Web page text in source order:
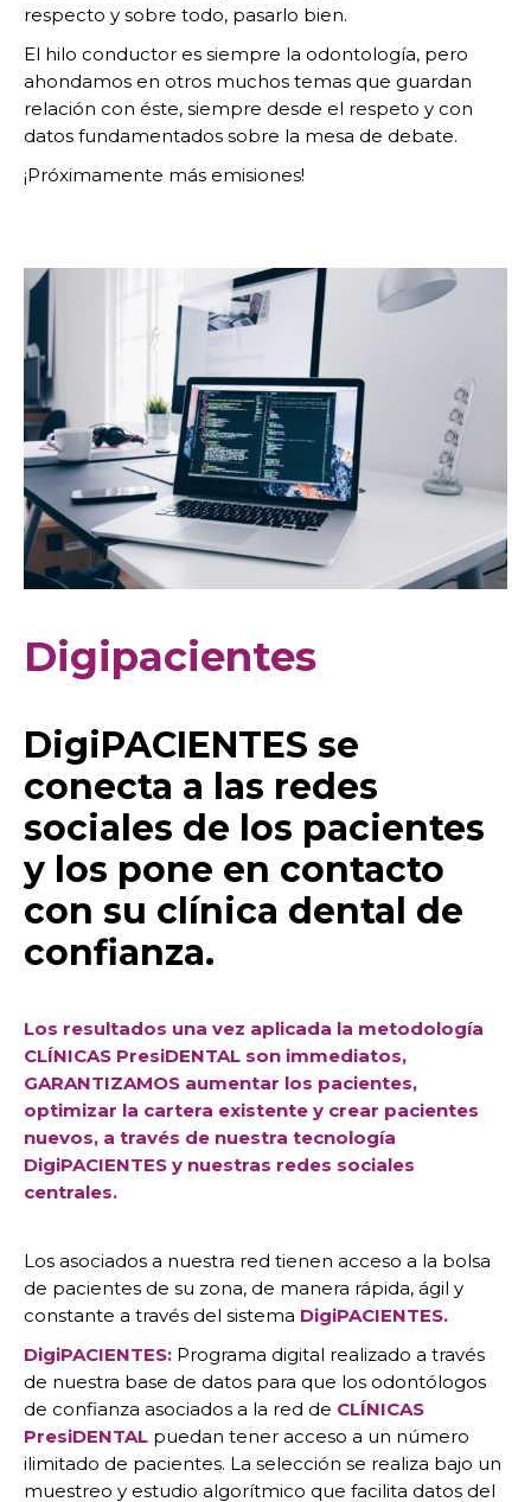
respecto y sobre todo, pasarlo bien.
El hilo conductor es siempre la odontología, pero
ahondamos en otros muchos temas que guardan
relación con éste, siempre desde el respeto y con
datos fundamentados sobre la mesa de debate.
¡Próximamente más emisiones!
Digipacientes
DigiPACIENTES se
conecta a las redes
sociales de los pacientes
y los pone en contacto
con su clínica dental de
confianza.
Los resultados una vez aplicada la metodología
CLÍNICAS PresiDENTAL son immediatos,
GARANTIZAMOS aumentar los pacientes,
optimizar la cartera existente y crear pacientes
nuevos, a través de nuestra tecnología
DigiPACIENTES y nuestras redes sociales
centrales.
Los asociados a nuestra red tienen acceso a la bolsa
de pacientes de su zona, de manera rápida, ágil y
constante a través del sistema DigiPACIENTES.
DigiPACIENTES: Programa digital realizado a través
de nuestra base de datos para que los odontólogos
de confianza asociados a la red de CLÍNICAS
PresiDENTAL puedan tener acceso a un número
ilimitado de pacientes. La selección se realiza bajo un
muestreo y estudio algorítmico que facilita datos del